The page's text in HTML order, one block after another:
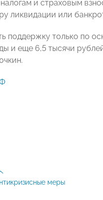
и страховым
ликвидации или
поддержку только по
и еще 6,5 тысячи
меры